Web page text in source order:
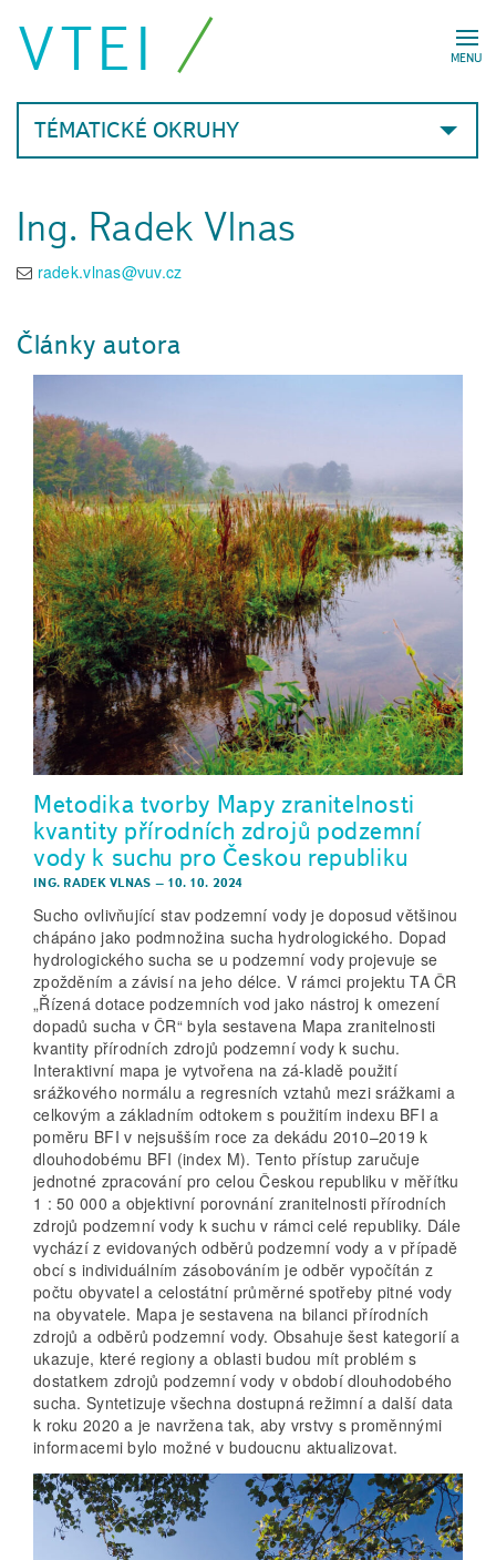
MENU
VTEI
TÉMATICKÉ OKRUHY
Ing. Radek Vlnas
radek.vlnas@vuv.cz
Články autora
Metodika tvorby Mapy zranitelnosti
kvantity přírodních zdrojů podzemní
vody k suchu pro Českou republiku
ING. RADEK VLNAS – 10. 10. 2024
Sucho ovlivňující stav podzemní vody je doposud většinou
chápáno jako pod­množina sucha hydrologického. Dopad
hydrologického sucha se u podzemní vody projevuje se
zpožděním a závisí na jeho délce. V rámci projektu TA ČR
„Řízená dotace podzemních vod jako nástroj k omezení
dopadů sucha v ČR“ byla sestavena Mapa zranitelnosti
kvantity přírodních zdrojů podzemní vody k suchu.
Interaktivní mapa je vytvořena na zá-kladě použití
srážkového normálu a regresních vztahů mezi srážkami a
celkovým a základním odtokem s použitím indexu BFI a
poměru BFI v nejsušším roce za dekádu 2010–2019 k
dlouhodobému BFI (index M). Tento přístup zaručuje
jednotné zpracování pro celou Českou republiku v měřítku
1 : 50 000 a objektivní porovnání zranitelnosti přírodních
zdrojů podzemní vody k suchu v rámci celé republiky. Dále
vychází z evidovaných odběrů podzemní vody a v případě
obcí s individuálním zásobováním je odběr vypočítán z
počtu obyvatel a celostátní průměrné spotřeby pitné vody
na obyvatele. Mapa je sestavena na bilanci přírodních
zdrojů a odběrů podzemní vody. Obsahuje šest kategorií a
ukazuje, které regiony a oblasti budou mít problém s
dostatkem zdrojů podzemní vody v období dlouhodobého
sucha. Syntetizuje všechna dostupná režimní a další data
k roku 2020 a je navržena tak, aby vrstvy s proměnnými
informacemi bylo možné v budoucnu aktualizovat.